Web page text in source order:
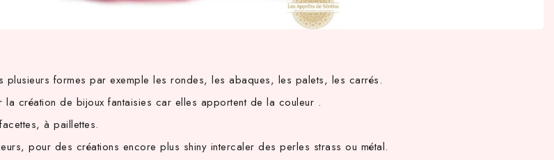
plusieurs formes par exemple les rondes, les abaques, les palets, les carrés.
la création de bijoux fantaisies car elles apportent de la couleur .
àpaillettes.
pour des créations encore plus shiny intercaler des perles strass ou métal.